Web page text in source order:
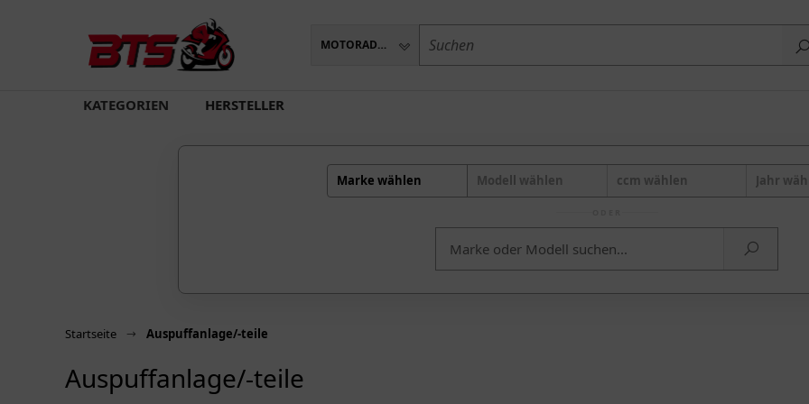
MOTORADTEILE
KATEGORIEN HERSTELLER
Marke wählen Modell wählen ccm wählen Jahr
Startseite Auspuffanlage/-teile
Auspuffanlage/-teile